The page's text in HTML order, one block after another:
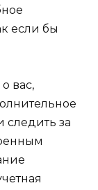
если бы
вас,
следить за